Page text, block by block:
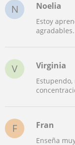
N Noelia
Estoy
agradables.
V Virginia
F Fran
Enseña